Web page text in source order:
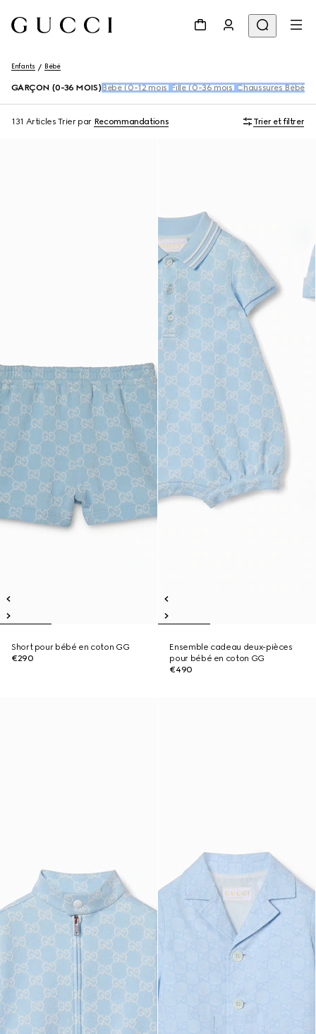
Enfants Bébé
GARÇON (0-36 MOIS) Bébé (0-12 mois) Fille (0-36 mois) Chaussures Bébé
131 Articles Trier par Recommandations Trier et filtrer
Short pour bébé en coton GG
€290
Ensemble cadeau deux-pièces
pour bébé en coton GG
€490